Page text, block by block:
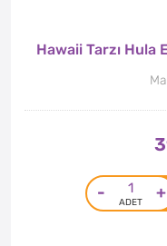
Hawaii Tarzı Hula
- +